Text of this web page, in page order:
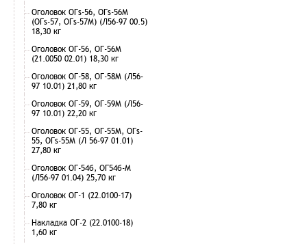
Оголовок ОГs-56, ОГs-56М
(ОГs-57, ОГs-57М) (Л56-97 00.5)
18,30 кг
Оголовок ОГ-56, ОГ-56М
(21.0050 02.01) 18,30 кг
Оголовок ОГ-58, ОГ-58М (Л56-
97 10.01) 21,80 кг
Оголовок ОГ-59, ОГ-59М (Л56-
97 10.01) 22,20 кг
Оголовок ОГ-55, ОГ-55М, ОГs-
55, ОГs-55М (Л 56-97 01.01)
27,80 кг
Оголовок ОГ-54б, ОГ54б-М
(Л56-97 01.04) 25,70 кг
Оголовок ОГ-1 (22.0100-17)
7,80 кг
Накладка ОГ-2 (22.0100-18)
1,60 кг